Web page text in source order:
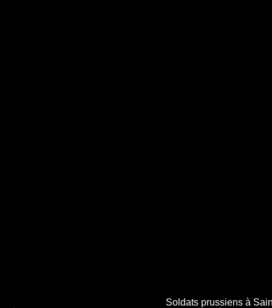
Soldats prussiens à